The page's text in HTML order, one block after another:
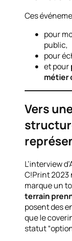
Ces
pour
public,
pour
et pour
métier
Vers
L’interview
C!Print 2023
marque un
terrain
posent des
que le
statut